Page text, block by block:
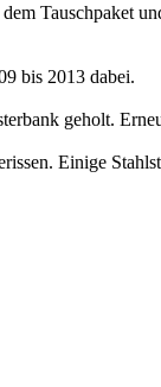
Tauschpaket
bis 2013 dabei.
geholt.
Einige